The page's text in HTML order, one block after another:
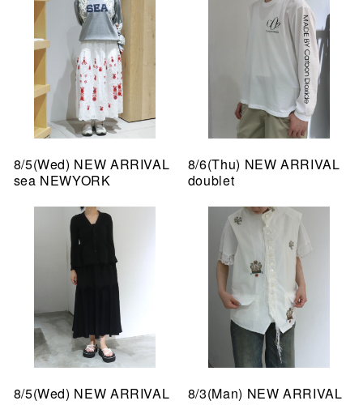
8/5(Wed) NEW ARRIVAL
sea NEWYORK
8/6(Thu) NEW ARRIVAL
doublet
8/5(Wed) NEW ARRIVAL
8/3(Man) NEW ARRIVAL